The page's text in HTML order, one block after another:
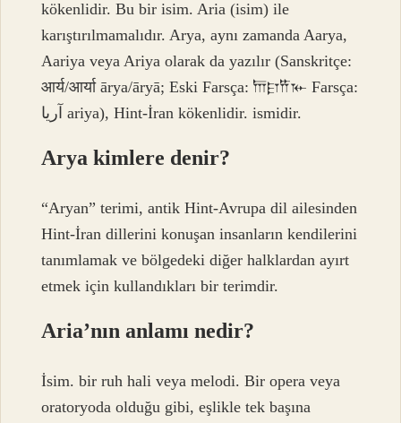
kökenlidir. Bu bir isim. Aria (isim) ile
karıştırılmamalıdır. Arya, aynı zamanda Aarya,
Aariya veya Ariya olarak da yazılır (Sanskritçe:
आर्य/आर्या ārya/āryā; Eski Farsça: 𐎠𐎼𐎡𐎹 Farsça:
آریا ariya), Hint-İran kökenlidir. ismidir.
Arya kimlere denir?
“Aryan” terimi, antik Hint-Avrupa dil ailesinden
Hint-İran dillerini konuşan insanların kendilerini
tanımlamak ve bölgedeki diğer halklardan ayırt
etmek için kullandıkları bir terimdir.
Aria’nın anlamı nedir?
İsim. bir ruh hali veya melodi. Bir opera veya
oratoryoda olduğu gibi, eşlikle tek başına